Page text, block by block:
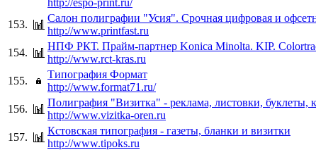
153.
Салон полиграфии "Усия". Срочная цифровая и
http://www.printfast.ru
154.
НПФ РКТ. Прайм-партнер Konica Minolta. KIP.
http://www.rct-kras.ru
155.
Типография Формат
http://www.format71.ru/
156.
Полиграфия "Визитка" - реклама, листовки, буклеты,
http://www.vizitka-oren.ru
157.
Кстовская типография - газеты, бланки и визитки
http://www.tipoks.ru